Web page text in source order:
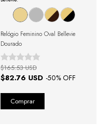
Relógio Feminino Oval Bellevie
Dourado
$82.76 USD -50% OFF
$165.53 USD